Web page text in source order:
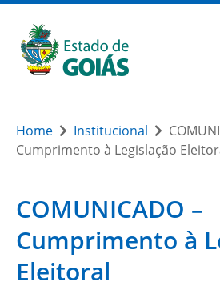
Home Institucional
Cumprimento à Legislação
COMUNICADO –
Cumprimento à
Eleitoral